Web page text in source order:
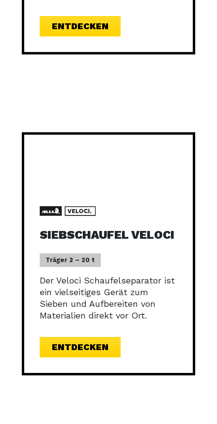
ENTDECKEN
SIEBSCHAUFEL VELOCI
Träger 2 – 20 t
Der Veloci Schaufelseparator ist
ein vielseitiges Gerät zum
Sieben und Aufbereiten von
Materialien direkt vor Ort.
ENTDECKEN